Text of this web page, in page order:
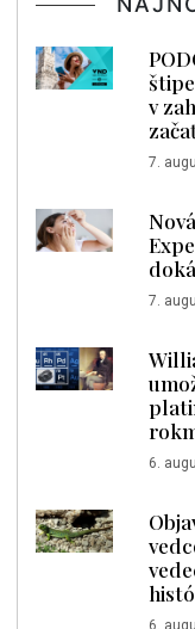
v
7.
7.
6.
6.